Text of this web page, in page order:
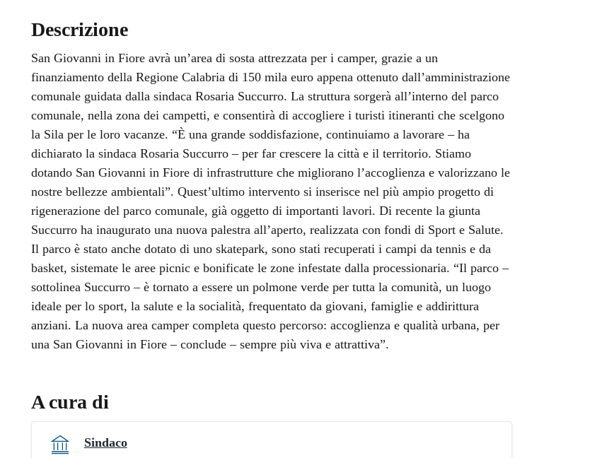
Descrizione
San Giovanni in Fiore avrà un’area di sosta attrezzata per i camper, grazie a un
finanziamento della Regione Calabria di 150 mila euro appena ottenuto dall’amministrazione
comunale guidata dalla sindaca Rosaria Succurro. La struttura sorgerà all’interno del parco
comunale, nella zona dei campetti, e consentirà di accogliere i turisti itineranti che scelgono
la Sila per le loro vacanze. “È una grande soddisfazione, continuiamo a lavorare – ha
dichiarato la sindaca Rosaria Succurro – per far crescere la città e il territorio. Stiamo
dotando San Giovanni in Fiore di infrastrutture che migliorano l’accoglienza e valorizzano le
nostre bellezze ambientali”. Quest’ultimo intervento si inserisce nel più ampio progetto di
rigenerazione del parco comunale, già oggetto di importanti lavori. Di recente la giunta
Succurro ha inaugurato una nuova palestra all’aperto, realizzata con fondi di Sport e Salute.
Il parco è stato anche dotato di uno skatepark, sono stati recuperati i campi da tennis e da
basket, sistemate le aree picnic e bonificate le zone infestate dalla processionaria. “Il parco –
sottolinea Succurro – è tornato a essere un polmone verde per tutta la comunità, un luogo
ideale per lo sport, la salute e la socialità, frequentato da giovani, famiglie e addirittura
anziani. La nuova area camper completa questo percorso: accoglienza e qualità urbana, per
una San Giovanni in Fiore – conclude – sempre più viva e attrattiva”.
A cura di
Sindaco